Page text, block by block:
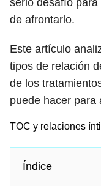
serio desafío
de afrontarlo.
Este artículo
tipos de relación
de los
puede hacer para
TOC y relaciones
Índice